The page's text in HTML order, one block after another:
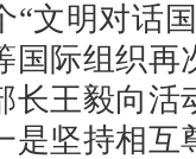
“文明对话
国际组织
长王毅向
是坚持相